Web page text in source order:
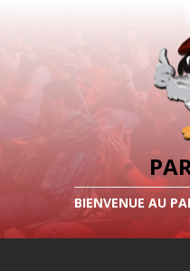
BIENVENUE AU